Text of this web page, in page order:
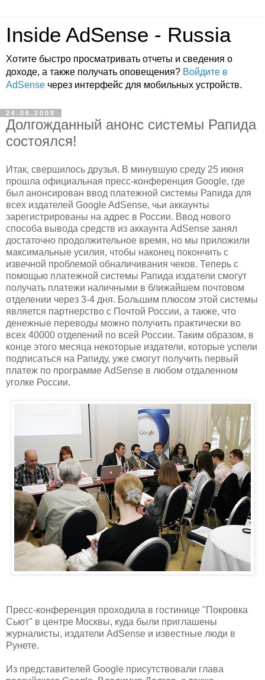
Inside AdSense - Russia
Хотите быстро просматривать отчеты и сведения о
доходе, а также получать оповещения? Войдите в
AdSense через интерфейс для мобильных устройств.
26.06.2008
Долгожданный анонс системы Рапида
состоялся!
Итак, свершилось друзья. В минувшую среду 25 июня
прошла официальная пресс-конференция Google, где
был анонсирован ввод платежной системы Рапида для
всех издателей Google AdSense, чьи аккаунты
зарегистрированы на адрес в России. Ввод нового
способа вывода средств из аккаунта AdSense занял
достаточно продолжительное время, но мы приложили
максимальные усилия, чтобы наконец покончить с
извечной проблемой обналичивания чеков. Теперь с
помощью платежной системы Рапида издатели смогут
получать платежи наличными в ближайшем почтовом
отделении через 3-4 дня. Большим плюсом этой системы
является партнерство с Почтой России, а также, что
денежные переводы можно получить практически во
всех 40000 отделений по всей России. Таким образом, в
конце этого месяца некоторые издатели, которые успели
подписаться на Рапиду, уже смогут получить первый
платеж по программе AdSense в любом отдаленном
уголке России.
Пресс-конференция проходила в гостинице "Покровка
Сьют" в центре Москвы, куда были приглашены
журналисты, издатели AdSense и известные люди в
Рунете.
Из представителей Google присутствовали глава